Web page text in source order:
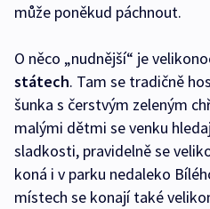
může poněkud páchnout.
O něco „nudnější“ je
státech. Tam se tradičně
šunka s čerstvým zeleným
malými dětmi se venku
sladkosti, pravidelně se
koná i v parku nedaleko
místech se konají také